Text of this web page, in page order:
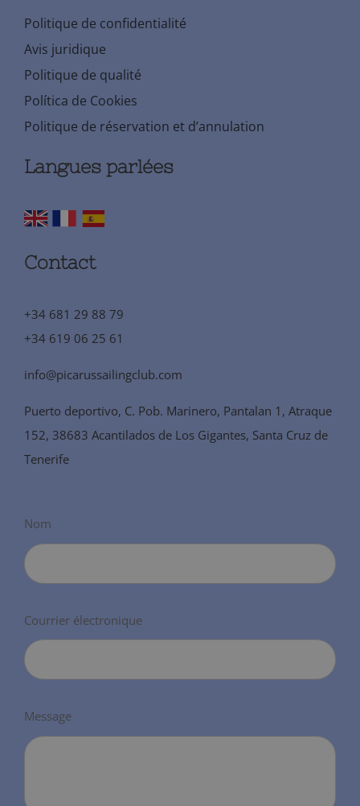
Politique de confidentialité
Avis juridique
Politique de qualité
Política de Cookies
Politique de réservation et d’annulation
Langues parlées
Contact
+34 681 29 88 79
+34 619 06 25 61
info@picarussailingclub.com
Puerto deportivo, C. Pob. Marinero, Pantalan 1, Atraque
152, 38683 Acantilados de Los Gigantes, Santa Cruz de
Tenerife
Nom
Courrier électronique
Message